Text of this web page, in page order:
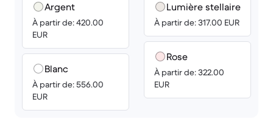
Argent
À partir de: 420.00
EUR
Blanc
À partir de: 556.00
EUR
Lumière stellaire
À partir de: 317.00 EUR
Rose
À partir de: 322.00
EUR